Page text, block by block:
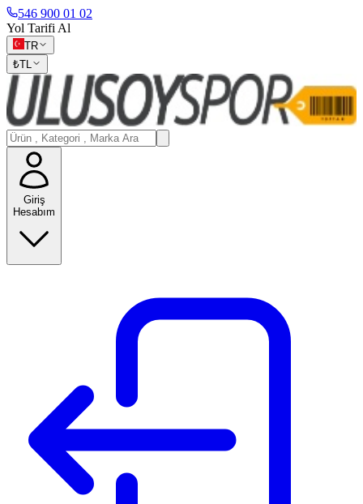
546 900 01 02
Yol Tarifi Al
TR
₺TL
Giriş
Hesabım